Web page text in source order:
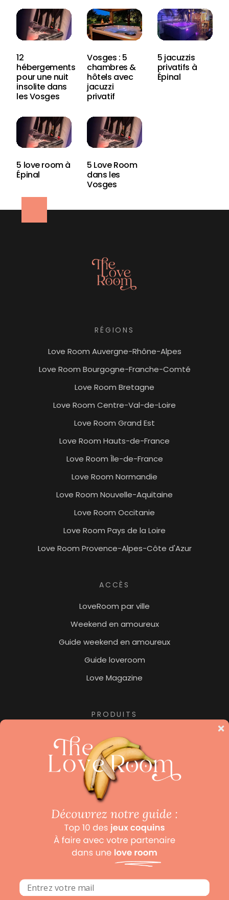
12
hébergements
pour une nuit
insolite dans
les Vosges
Vosges : 5
chambres &
hôtels avec
jacuzzi
privatif
5 jacuzzis
privatifs à
Épinal
5 love room à
Épinal
5 Love Room
dans les
Vosges
RÉGIONS
Love Room Auvergne-Rhône-Alpes
Love Room Bourgogne-Franche-Comté
Love Room Bretagne
Love Room Centre-Val-de-Loire
Love Room Grand Est
Love Room Hauts-de-France
Love Room Île-de-France
Love Room Normandie
Love Room Nouvelle-Aquitaine
Love Room Occitanie
Love Room Pays de la Loire
Love Room Provence-Alpes-Côte d'Azur
ACCÈS
LoveRoom par ville
Weekend en amoureux
Guide weekend en amoureux
Guide loveroom
Love Magazine
PRODUITS
Jacuzzi privatif
Nuit insolite
Pour les amoureux des hôtels de luxe, ne manquez
pas notre collection «Beaux Hôtels
hôtels de luxe et hôtels avec spa.
Mentions légales
Conditions Générales de Ventes